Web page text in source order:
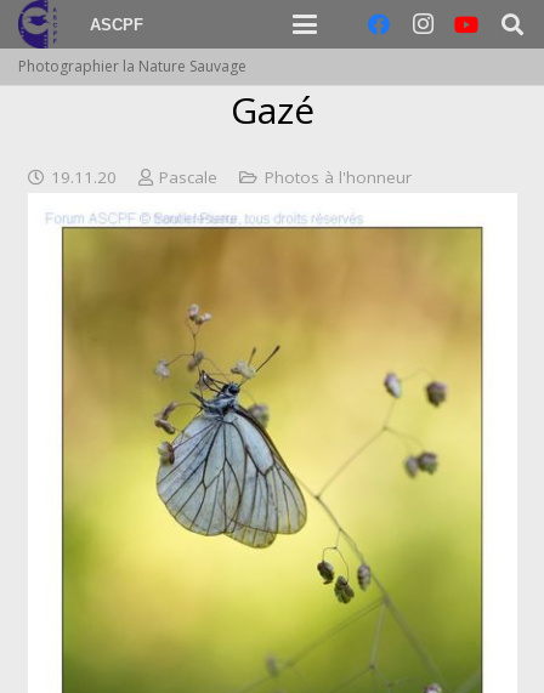
ASCPF
Photographier la Nature Sauvage
Gazé
19.11.20 Pascale Photos à l'honneur